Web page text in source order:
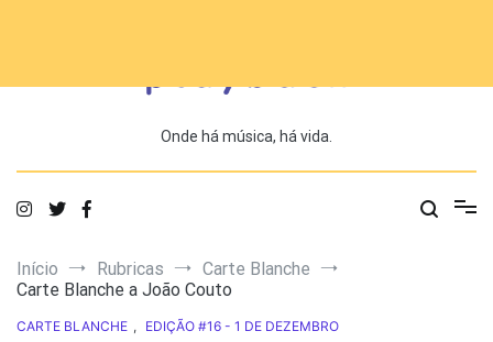
Onde há música, há vida.
Início Rubricas
Carte Blanche
Carte Blanche a João Couto
CARTE BLANCHE , EDIÇÃO #16 - 1 DE DEZEMBRO